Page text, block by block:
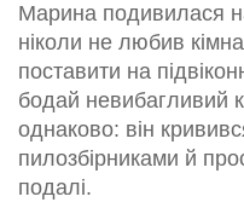
Марина подивилася
ніколи не любив
поставити на
бодай невибагливий
однаково: він
пилозбірниками й
подалі.